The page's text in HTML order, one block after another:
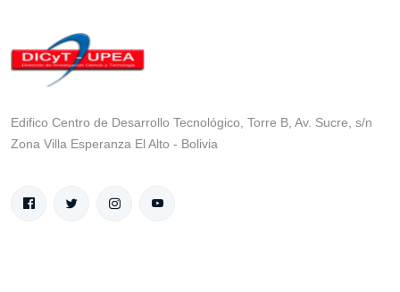
Edifico Centro de Desarrollo Tecnológico, Torre B, Av. Sucre, s/n
Zona Villa Esperanza El Alto - Bolivia